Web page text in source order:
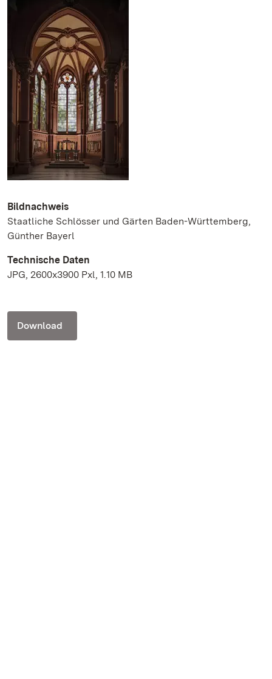
Bildnachweis
Staatliche Schlösser und Gärten Baden-Württemberg,
Günther Bayerl
Technische Daten
JPG, 2600x3900 Pxl, 1.10 MB
Download